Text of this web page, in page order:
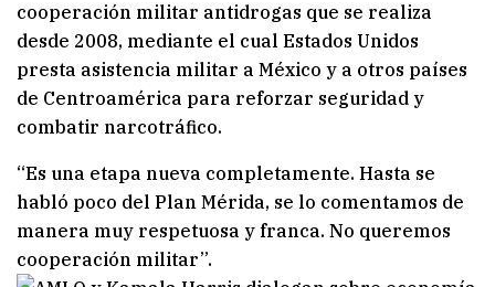
cooperación militar antidrogas que se realiza
desde 2008, mediante el cual Estados Unidos
presta asistencia militar a México y a otros países
de Centroamérica para reforzar seguridad y
combatir narcotráfico.
“Es una etapa nueva completamente. Hasta se
habló poco del Plan Mérida, se lo comentamos de
manera muy respetuosa y franca. No queremos
cooperación militar”.